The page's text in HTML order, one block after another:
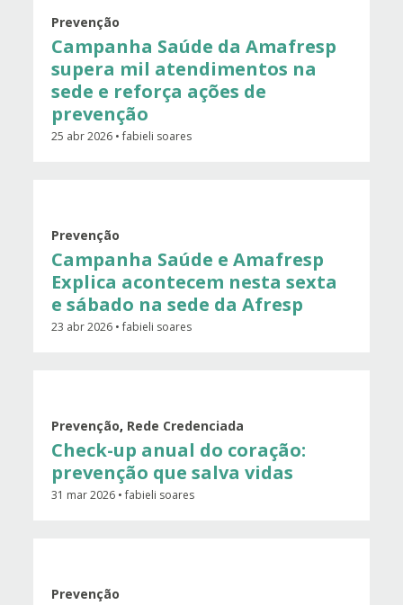
Prevenção
Campanha Saúde da Amafresp
supera mil atendimentos na
sede e reforça ações de
prevenção
25 abr 2026 • fabieli soares
Prevenção
Campanha Saúde e Amafresp
Explica acontecem nesta sexta
e sábado na sede da Afresp
23 abr 2026 • fabieli soares
Prevenção, Rede Credenciada
Check-up anual do coração:
prevenção que salva vidas
31 mar 2026 • fabieli soares
Prevenção